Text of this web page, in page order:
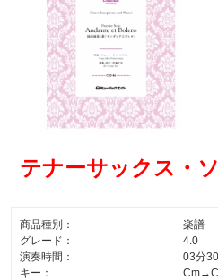
テナーサックス・
商品種別：
楽譜
グレード：
4.0
演奏時間：
03分
キー：
Cm→C